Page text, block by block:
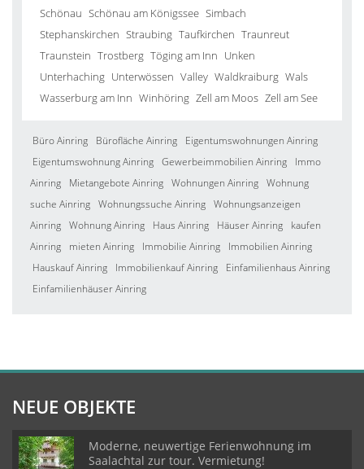
Schönau Schönau am Königssee Simbach
Stephanskirchen Straubing Taufkirchen Traunreut
Traunstein Trostberg Töging am Inn Unken
Unterhaching Unterwössen Valley Waldkraiburg Wals
Wasserburg am Inn Winhöring Zell am Moos Zell am See
Büro Ainring Bürofläche Ainring
Eigentumswohnungen Ainring
Eigentumswohnung Ainring Gewerbeimmobilien Ainring
Immo
Ainring
Mietangebote Ainring Wohnungen Ainring Wohnung
suche Ainring Wohnungssuche Ainring Wohnungsanzeigen
Ainring Wohnung Ainring Haus Ainring Häuser Ainring
kaufen
Ainring
mieten Ainring Immobilie Ainring
Immobilien Ainring
Hauskauf Ainring
Immobilienkauf Ainring
Einfamilienhaus Ainring
Einfamilienhäuser Ainring
NEUE OBJEKTE
Moderne, neuwertige Ferienwohnung im
Saalachtal zur tour. Vermietung!